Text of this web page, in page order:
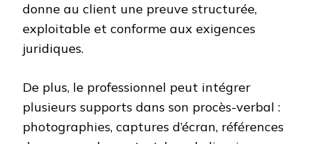
donne au client une preuve structurée,
exploitable et conforme aux exigences
juridiques.
De plus, le professionnel peut intégrer
plusieurs supports dans son procès-verbal :
photographies, captures d’écran, références